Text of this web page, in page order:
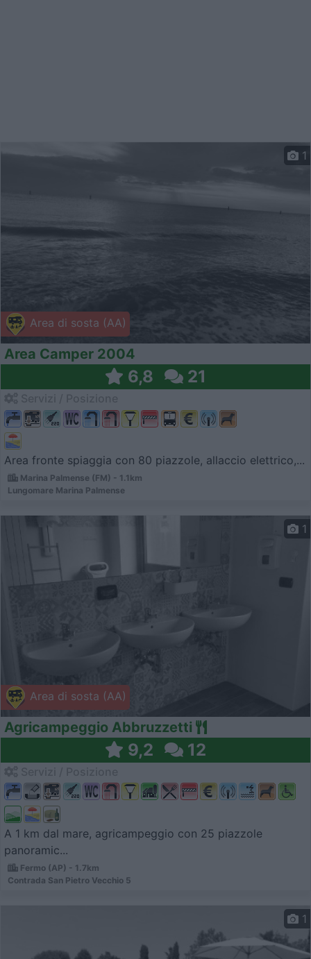
Area di sosta (AA)
1
Area Camper 2004
6,8 21
Area fronte spiaggia con 80 piazzole, allaccio elettrico,...
Marina Palmense (FM) - 1.1km
Lungomare Marina Palmense
Area di sosta (AA)
1
Agricampeggio Abbruzzetti
9,2 12
A 1 km dal mare, agricampeggio con 25 piazzole
panoramic...
Fermo (AP) - 1.7km
Contrada San Pietro Vecchio 5
1